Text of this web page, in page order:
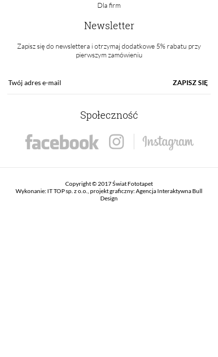
Dla firm
Newsletter
Zapisz się do newslettera i otrzymaj dodatkowe 5% rabatu przy
pierwszym zamówieniu
ZAPISZ SIĘ
Społeczność
Copyright © 2017 Świat Fototapet
Wykonanie: IT TOP sp. z o.o. , projekt graficzny:Agencja Interaktywna Bull
Design